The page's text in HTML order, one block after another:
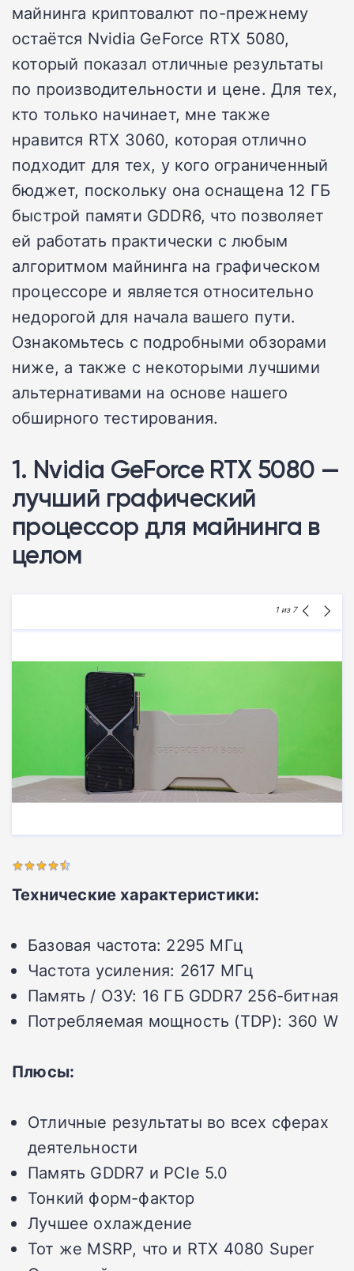
майнинга криптовалют по-прежнему
остаётся Nvidia GeForce RTX 5080,
который показал отличные результаты
по производительности и цене. Для тех,
кто только начинает, мне также
нравится RTX 3060, которая отлично
подходит для тех, у кого ограниченный
бюджет, поскольку она оснащена 12 ГБ
быстрой памяти GDDR6, что позволяет
ей работать практически с любым
алгоритмом майнинга на графическом
процессоре и является относительно
недорогой для начала вашего пути.
Ознакомьтесь с подробными обзорами
ниже, а также с некоторыми лучшими
альтернативами на основе нашего
обширного тестирования.
1. Nvidia GeForce RTX 5080 —
лучший графический
процессор для майнинга в
целом
1 из 7
Технические характеристики:
Базовая частота: 2295 МГц
Частота усиления: 2617 МГц
Память / ОЗУ: 16 ГБ GDDR7 256-битная
Потребляемая мощность (TDP): 360 W
Плюсы:
Отличные результаты во всех сферах
деятельности
Память GDDR7 и PCIe 5.0
Тонкий форм-фактор
Лучшее охлаждение
Тот же MSRP, что и RTX 4080 Super